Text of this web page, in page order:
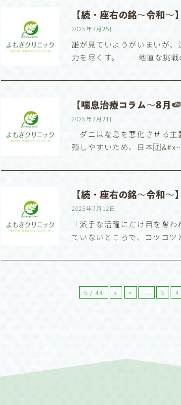
【続・座右の銘〜令和〜】
2025年7月25日
誰が見ていようがいまいが
力を尽くす。 地道な挑戦
【喘息治療コラム〜8月
2025年7月21日
ダニは喘息を悪化させる主
殖しやすいため、日本
【続・座右の銘〜令和〜】
2025年7月12日
「派手な活躍にだけ目を奪
ていないところで、コツコ
5 / 48 « < ... 3 4